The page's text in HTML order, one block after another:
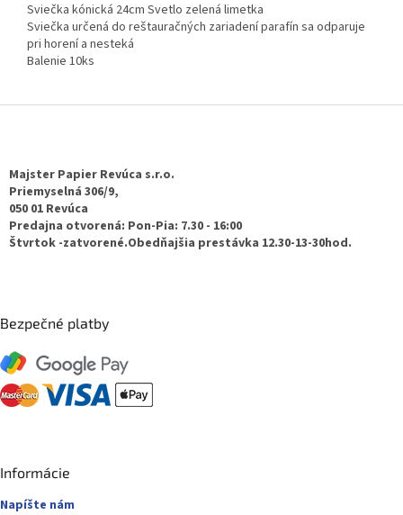
Sviečka kónická 24cm Svetlo zelená limetka
Sviečka určená do reštauračných zariadení parafín sa odparuje
pri horení a nesteká
Balenie 10ks
Majster Papier Revúca s.r.o.
Priemyselná 306/9,
050 01 Revúca
Predajna otvorená: Pon-Pia: 7.30 - 16:00
Štvrtok -zatvorené.Obedňajšia prestávka 12.30-13-30hod.
Bezpečné platby
Informácie
Napíšte nám